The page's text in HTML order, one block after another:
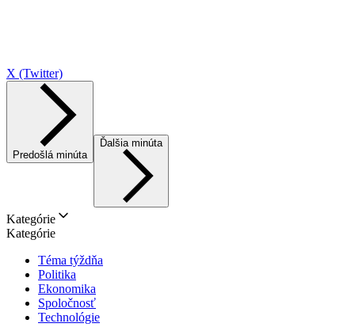
X (Twitter)
Predošlá minúta
Ďalšia minúta
Kategórie
Kategórie
Téma týždňa
Politika
Ekonomika
Spoločnosť
Technológie